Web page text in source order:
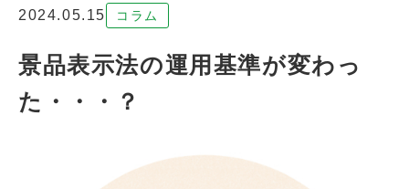
2024.05.15 コラム
景品表示法の運用基準が変わっ
た・・・？